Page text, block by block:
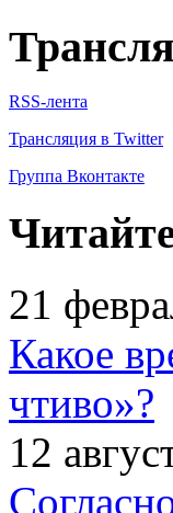
RSS-лента
Трансляция в Twitter
Группа Вконтакте
21
Какое
чтиво»?
12